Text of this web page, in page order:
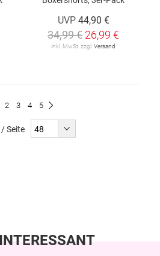
UVP 44,90 €
34,99 € 26,99 €
inkl. MwSt. zzgl. Versand
Seite
2 Seite
3 Seite
4 Seite
5
Seite